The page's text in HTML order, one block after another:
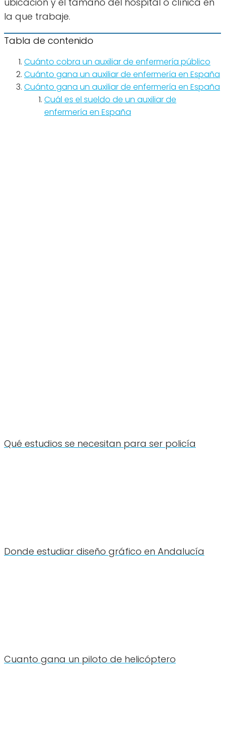
la que trabaje.
Tabla de contenido
Cuánto cobra un auxiliar de enfermería público
Cuánto gana un auxiliar de enfermería en España
Cuánto gana un auxiliar de enfermería en España
Cuál es el sueldo de un auxiliar de
enfermería en España
Qué estudios se necesitan para ser policía
Donde estudiar diseño gráfico en Andalucía
Cuanto gana un piloto de helicóptero